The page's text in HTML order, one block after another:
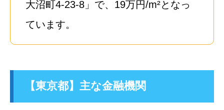
大沼町4-23-8」で、19万円/m²となっ
ています。
【東京都】主な金融機関